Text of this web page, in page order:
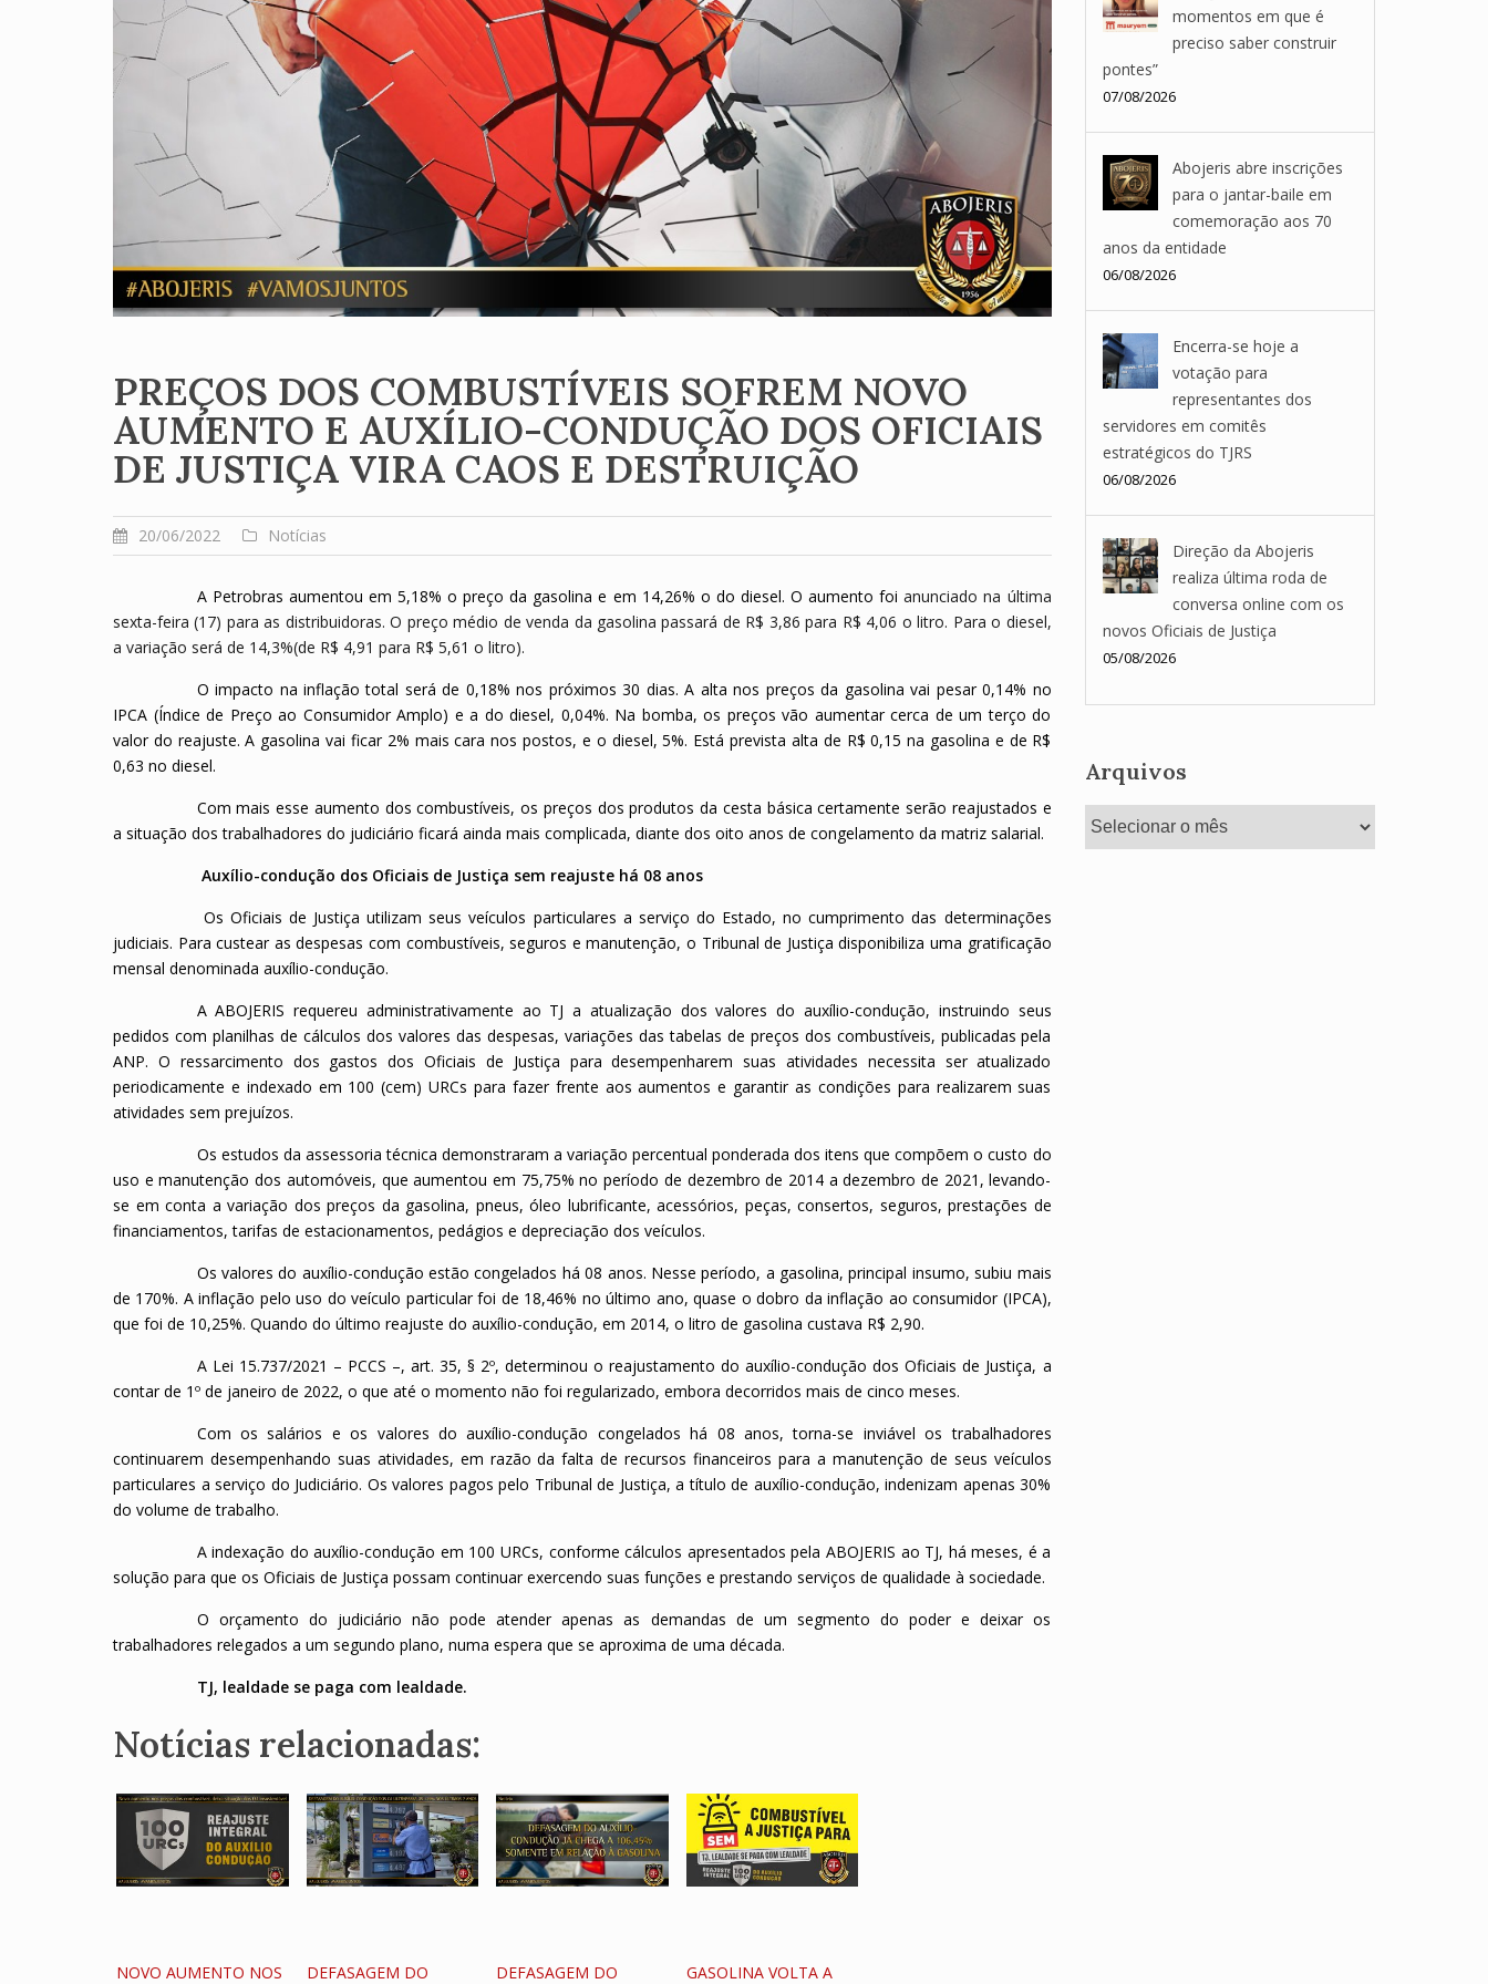
PREÇOS DOS COMBUSTÍVEIS SOFREM NOVO
AUMENTO E AUXÍLIO-CONDUÇÃO DOS OFICIAIS
DE JUSTIÇA VIRA CAOS E DESTRUIÇÃO
20/06/2022 Notícias
A Petrobras aumentou em 5,18% o preço da gasolina e em 14,26% o do diesel. O aumento foianunciado na última
sexta-feira (17) para as distribuidoras. O preço médio de venda da gasolina passará de R$ 3,86 para R$ 4,06 o litro. Para o diesel,
a variação será de 14,3%(de R$ 4,91 para R$ 5,61 o litro).
O impacto na inflação total será de 0,18% nos próximos 30 dias. A alta nos preços da gasolina vai pesar 0,14% no
IPCA (Índice de Preço ao Consumidor Amplo) e a do diesel, 0,04%. Na bomba, os preços vão aumentar cerca de um terço do
valor do reajuste. A gasolina vai ficar 2% mais cara nos postos, e o diesel, 5%. Está prevista alta de R$ 0,15 na gasolina e de R$
0,63 no diesel.
Com mais esse aumento dos combustíveis, os preços dos produtos da cesta básica certamente serão reajustados e
a situação dos trabalhadores do judiciário ficará ainda mais complicada, diante dos oito anos de congelamento da matriz salarial.
Auxílio-condução dos Oficiais de Justiça sem reajuste há 08 anos
Os Oficiais de Justiça utilizam seus veículos particulares a serviço do Estado, no cumprimento das determinações
judiciais. Para custear as despesas com combustíveis, seguros e manutenção, o Tribunal de Justiça disponibiliza uma gratificação
mensal denominada auxílio-condução.
A ABOJERIS requereu administrativamente ao TJ a atualização dos valores do auxílio-condução, instruindo seus
pedidos com planilhas de cálculos dos valores das despesas, variações das tabelas de preços dos combustíveis, publicadas pela
ANP. O ressarcimento dos gastos dos Oficiais de Justiça para desempenharem suas atividades necessita ser atualizado
periodicamente e indexado em 100 (cem) URCs para fazer frente aos aumentos e garantir as condições para realizarem suas
atividades sem prejuízos.
Os estudos da assessoria técnica demonstraram a variação percentual ponderada dos itens que compõem o custo do
uso e manutenção dos automóveis, que aumentou em 75,75% no período de dezembro de 2014 a dezembro de 2021, levando-
se em conta a variação dos preços da gasolina, pneus, óleo lubrificante, acessórios, peças, consertos, seguros, prestações de
financiamentos, tarifas de estacionamentos, pedágios e depreciação dos veículos.
Os valores do auxílio-condução estão congelados há 08 anos. Nesse período, a gasolina, principal insumo, subiu mais
de 170%. A inflação pelo uso do veículo particular foi de 18,46% no último ano, quase o dobro da inflação ao consumidor (IPCA),
que foi de 10,25%. Quando do último reajuste do auxílio-condução, em 2014, o litro de gasolina custava R$ 2,90.
A Lei 15.737/2021 – PCCS –, art. 35, § 2º, determinou o reajustamento do auxílio-condução dos Oficiais de Justiça, a
contar de 1º de janeiro de 2022, o que até o momento não foi regularizado, embora decorridos mais de cinco meses.
Com os salários e os valores do auxílio-condução congelados há 08 anos, torna-se inviável os trabalhadores
continuarem desempenhando suas atividades, em razão da falta de recursos financeiros para a manutenção de seus veículos
particulares a serviço do Judiciário. Os valores pagos pelo Tribunal de Justiça, a título de auxílio-condução, indenizam apenas 30%
do volume de trabalho.
A indexação do auxílio-condução em 100 URCs, conforme cálculos apresentados pela ABOJERIS ao TJ, há meses, é a
solução para que os Oficiais de Justiça possam continuar exercendo suas funções e prestando serviços de qualidade à sociedade.
O orçamento do judiciário não pode atender apenas as demandas de um segmento do poder e deixar os
trabalhadores relegados a um segundo plano, numa espera que se aproxima de uma década.
TJ, lealdade se paga com lealdade.
Notícias relacionadas:
NOVO AUMENTO NOS
DEFASAGEM DO
DEFASAGEM DO
GASOLINA VOLTA A
momentos em que é
preciso saber construir
pontes”
07/08/2026
Abojeris abre inscrições
para o jantar-baile em
comemoração aos 70
anos da entidade
06/08/2026
Encerra-se hoje a
votação para
representantes dos
servidores em comitês
estratégicos do TJRS
06/08/2026
Direção da Abojeris
realiza última roda de
conversa online com os
novos Oficiais de Justiça
05/08/2026
Arquivos
Arquivos